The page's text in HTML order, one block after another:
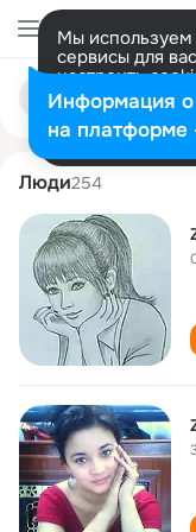
Мы используем
сервисы для
настроить
представитель.
Разрешить все
Поиск
людям
zar nigor
Люди254
Информация о
на платформе